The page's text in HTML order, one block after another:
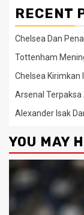
RECENT
Chelsea Dan
Tottenham
Chelsea
Arsenal
Alexander Isak
YOU MAY